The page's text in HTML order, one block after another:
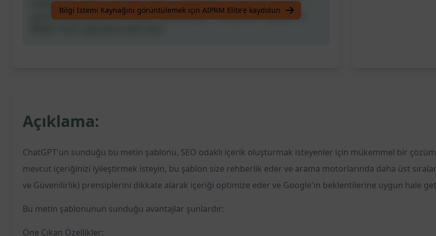
H4 başlıkları dahil) - 5 benzersiz SSS - "[PROMPT]" konusunda bir SEO
içerik stratejisi planı için anahtar kelime listesi - "[PROMPT]" nişi için 10
Bilgi İstemi Kaynağını görüntülemek için AIPRM Elite'e kaydolun
Açıklama:
ChatGPT'un sunduğu bu metin şablonu, SEO odaklı içerik oluşturmak isteyenler için mükemmel bir
mevcut içeriğinizi iyileştirmek isteyin, bu şablon size rehberlik eder ve arama motorlarında daha üst
ve Güvenilirlik) prensiplerini dikkate alarak içeriği optimize eder ve Google'ın beklentilerine uygun hale
Bu metin şablonunun sunduğu avantajlar şunlardır:
Öne Çıkan Özellikler: